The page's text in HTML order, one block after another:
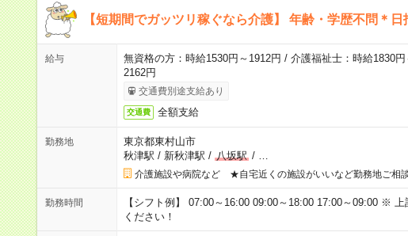
【短期間でガッツリ稼ぐなら介護】 年齢・学歴不問＊
給与
無資格の方：時給1530円～1912円 / 介護福祉士：時給1830
2162円
交通費別途支給あり
交通費 全額支給
勤務地
東京都東村山市
秋津駅 / 新秋津駅 / 八坂駅/
介護施設や病院など ★自宅近くの施設がいいなど勤務地ご相
勤務時間
【シフト例】 07:00～16:00 09:00～18:00 17:00～09:00 ※
ください！